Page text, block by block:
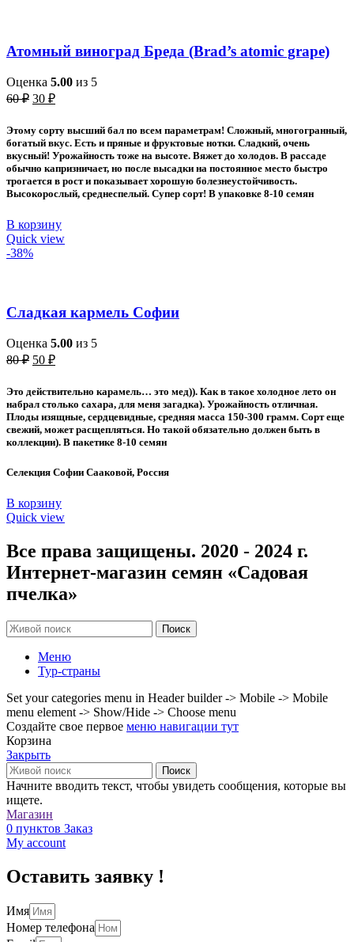
Атомный виноград Бреда (Brad’s atomic grape)
Оценка 5.00 из 5
60₽ Первоначальная
60 ₽.
30 ₽Текущая
30 ₽.
Этому сорту высший бал по всем параметрам! Сложный, многогранный,
богатый вкус. Есть и пряные и фруктовые нотки. Сладкий, очень
вкусный! Урожайность тоже на высоте. Вяжет до холодов. В рассаде
обычно капризничает, но после высадки на постоянное место быстро
трогается в рост и показывает хорошую болезнеустойчивость.
Высокорослый, среднеспелый. Супер сорт! В упаковке 8-10 семян
В корзину
Quick view
-38%
Сладкая кармель Софии
Оценка 5.00 из 5
80₽ Первоначальная
составляла
80 ₽.
50 ₽Текущая
50 ₽.
Это действительно карамель… это мед)). Как в такое холодное лето он
набрал столько сахара, для меня загадка). Урожайность отличная.
Плоды изящные, сердцевидные, средняя масса 150-300 грамм. Сорт еще
свежий, может расщепляться. Но такой обязательно должен быть в
коллекции). В пакетике 8-10 семян
Селекция Софии Сааковой, Россия
В корзину
Quick view
Все права защищены. 2020 - 2024 г.
Интернет-магазин семян «Садовая
пчелка»
Поиск
Меню
Тур-страны
Set your categories menu in Header builder -> Mobile -> Mobile
menu element -> Show/Hide -> Choose menu
Создайте свое первое меню навигации тут
Корзина
Закрыть
Поиск
Начните вводить текст, чтобы увидеть сообщения, которые вы
ищете.
Магазин
0 пунктов Заказ
My account
Оставить заявку !
Имя
Номер телефона